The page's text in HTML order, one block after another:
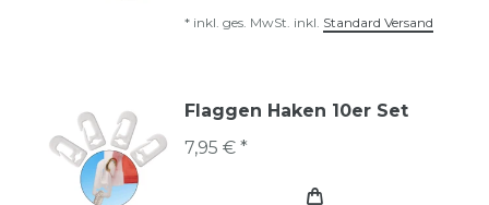
* inkl. ges. MwSt. inkl. Standard Versand
Flaggen Haken 10er Set
7,95 € *